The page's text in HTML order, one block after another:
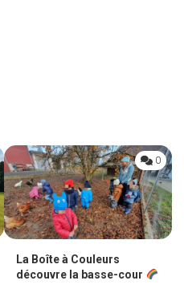
0
La Boîte à Couleurs
découvre la basse-cour